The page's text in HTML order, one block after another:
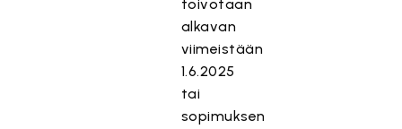
toivotaan
alkavan
viimeistään
1.6.2025
tai
sopimuksen